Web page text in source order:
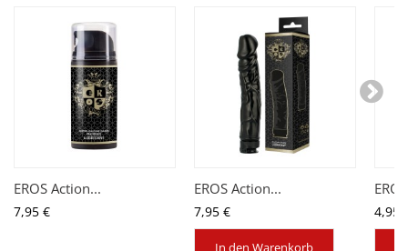
EROS Action...
7,95 €
EROS Action...
7,95 €
In den Warenkorb
4,95